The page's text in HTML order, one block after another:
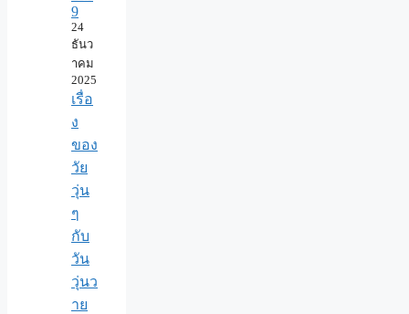
9
24
ธันว
าคม
2025
เรื่อ
ง
ของ
วัย
วุ่น
ๆ
กับ
วัน
วุ่นว
าย